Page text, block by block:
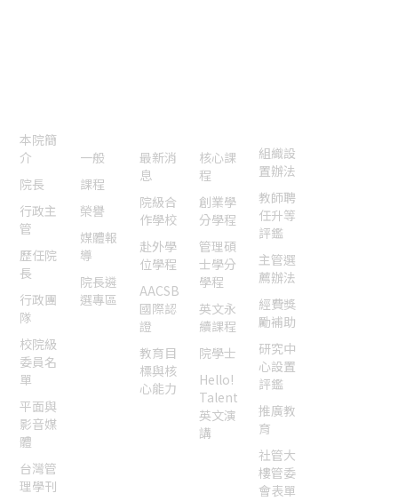
本院簡
介
院長
行政主
管
歷任院
長
行政團
隊
校院級
委員名
單
平面與
影音媒
體
台灣管
理學刊
一般
課程
榮譽
媒體報
導
院長遴
選專區
最新消
息
院級合
作學校
赴外學
位學程
AACSB
國際認
證
教育目
標與核
心能力
核心課
程
創業學
分學程
管理碩
士學分
學程
英文永
續課程
院學士
Hello!
Talent
英文演
講
組織設
置辦法
教師聘
任升等
評鑑
主管選
薦辦法
經費獎
勵補助
研究中
心設置
評鑑
推廣教
育
社管大
樓管委
會表單